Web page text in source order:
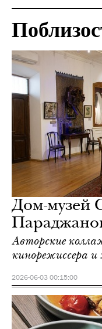
Дом-музей
Авторские
кинорежиссера
2026-06-03 00:15:00
Guide